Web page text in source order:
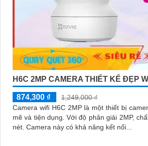
H6C 2MP CAMERA THIẾT KẾ ĐẸP
874,300 ₫
1,249,000 ₫
Camera wifi H6C 2MP là một thiết bị
mẽ và tiện dụng. Với độ phân giải 2MP, chất lượng hình ảnh rõ nét và sắc
nét. Camera này có khả năng kết nối...